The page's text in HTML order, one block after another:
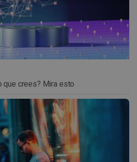
que crees? Mira esto